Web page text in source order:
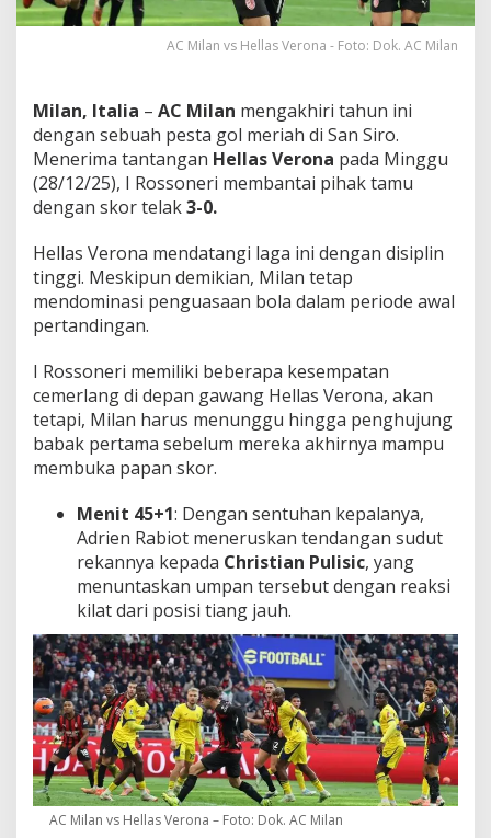
n
!
AC Milan vs Hellas Verona - Foto: Dok. AC Milan
Milan, Italia – AC Milan mengakhiri tahun ini
dengan sebuah pesta gol meriah di San Siro.
Menerima tantangan Hellas Verona pada Minggu
(28/12/25), I Rossoneri membantai pihak tamu
dengan skor telak3-0.
Hellas Verona mendatangi laga ini dengan disiplin
tinggi. Meskipun demikian, Milan tetap
mendominasi penguasaan bola dalam periode awal
pertandingan.
I Rossoneri memiliki beberapa kesempatan
cemerlang di depan gawang Hellas Verona, akan
tetapi, Milan harus menunggu hingga penghujung
babak pertama sebelum mereka akhirnya mampu
membuka papan skor.
Menit 45+1: Dengan sentuhan kepalanya,
Adrien Rabiot meneruskan tendangan sudut
rekannya kepada Christian Pulisic, yang
menuntaskan umpan tersebut dengan reaksi
kilat dari posisi tiang jauh.
AC Milan vs Hellas Verona – Foto: Dok. AC Milan